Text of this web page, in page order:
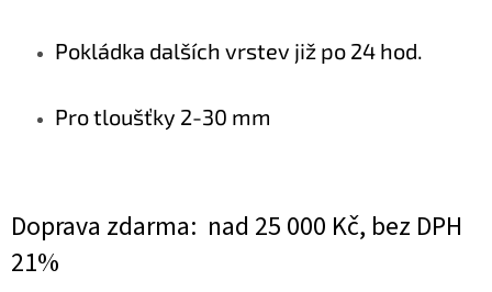
Pokládka dalších vrstev již po 24 hod.
Pro tloušťky 2-30 mm
Doprava zdarma: nad 25 000 Kč, bez DPH
21%